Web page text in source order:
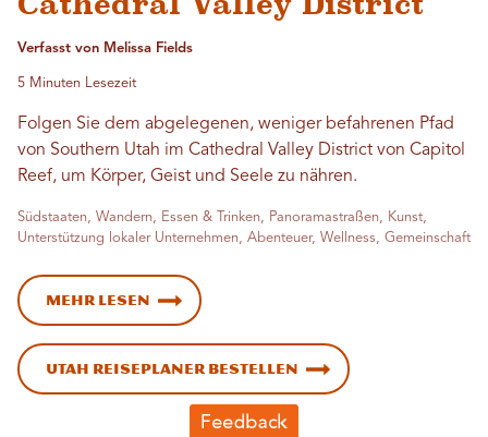
Verfasst von Melissa Fields
5 Minuten Lesezeit
Folgen Sie dem abgelegenen, weniger befahrenen Pfad
von Southern Utah im Cathedral Valley District von Capitol
Reef, um Körper, Geist und Seele zu nähren.
Südstaaten, Wandern, Essen & Trinken, Panoramastraßen, Kunst,
Unterstützung lokaler Unternehmen, Abenteuer, Wellness, Gemeinschaft
Mehr lesen
Utah Reiseplaner bestellen